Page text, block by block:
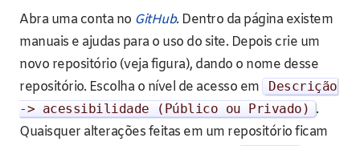
Abra uma conta no GitHub. Dentro da página existem
manuais e ajudas para o uso do site. Depois crie um
novo repositório (veja figura), dando o nome desse
repositório. Escolha o nível de acesso em
Descrição
-> acessibilidade ( Público ou Privado ) .
Quaisquer alterações feitas em um repositório ficam